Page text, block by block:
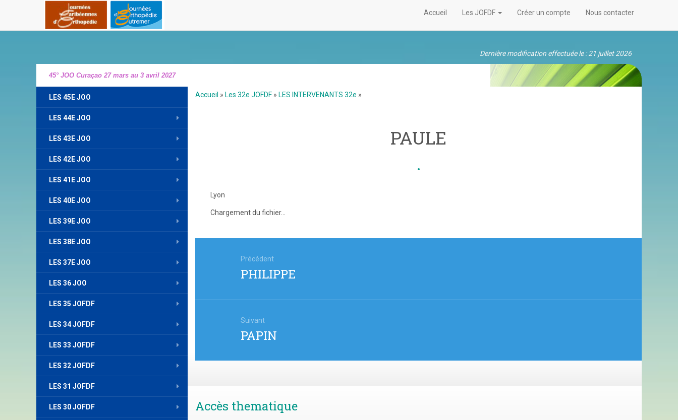
Dernière modification effectuée le : 21 juillet 2026
45° JOO Curaçao 27 mars au 3 avril 2027
Accueil Les JOFDF Créer un compte Nous contacter
LES 45E JOO
LES 44E JOO
LES 43E JOO
LES 42E JOO
LES 41E JOO
LES 40E JOO
LES 39E JOO
LES 38E JOO
LES 37E JOO
LES 36 JOO
LES 35 JOFDF
LES 34 JOFDF
LES 33 JOFDF
LES 32 JOFDF
LES 31 JOFDF
LES 30 JOFDF
Accueil » Les 32e JOFDF » LES INTERVENANTS 32e »
PAULE
Lyon
Chargement du fichier...
l’article
Précédent
Article
précédent
PHILIPPE
Suivant
Article
suivant
PAPIN
Accès thematique